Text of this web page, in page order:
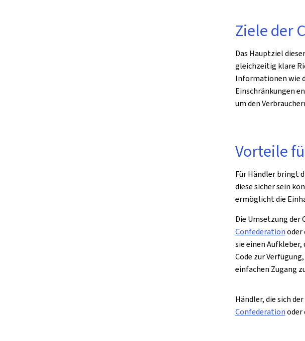
Ziele der
Das Hauptziel
gleichzeitig klare
Informationen wie
Einschränkungen
um den
Vorteile
Für Händler bringt
diese sicher sein
ermöglicht die
Die Umsetzung
Confederationoder
sie einen
Code zur
einfachen Zugang
Händler, die sich
Confederationoder